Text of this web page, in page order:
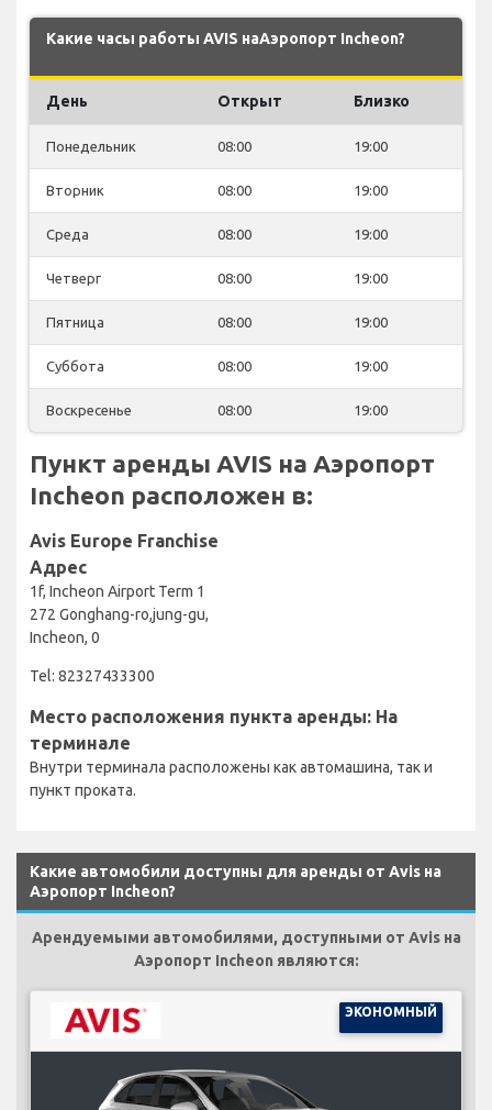
Какие часы работы AVIS наАэропорт Incheon?
День Открыт Близко
Понедельник 08:00 19:00
Вторник 08:00 19:00
Среда 08:00 19:00
Четверг 08:00 19:00
Пятница 08:00 19:00
Суббота 08:00 19:00
Воскресенье 08:00 19:00
Пункт аренды AVIS на Аэропорт
Incheon расположен в:
Avis Europe Franchise
Адрес
1f, Incheon Airport Term 1
272 Gonghang-ro,jung-gu,
Incheon, 0
Tel: 82327433300
Место расположения пункта аренды: На
терминале
Внутри терминала расположены как автомашина, так и
пункт проката.
Какие автомобили доступны для аренды от Avis на
Аэропорт Incheon?
Арендуемыми автомобилями, доступными от Avis на
Аэропорт Incheon являются:
ЭКОНОМНЫЙ